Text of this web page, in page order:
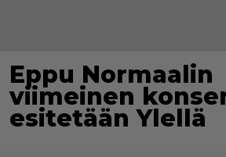
Eppu Normaalin
viimeinen
esitetään Ylellä